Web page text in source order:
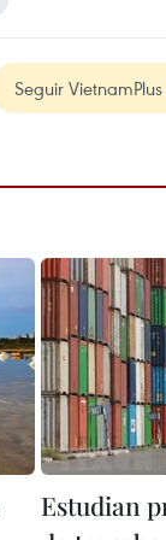
Seguir VietnamPlus
Estudian